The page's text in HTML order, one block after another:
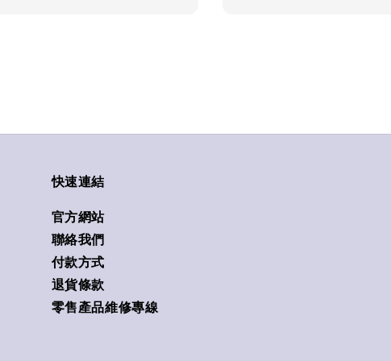
快速連結
官方網站
聯絡我們
付款方式
退貨條款
零售產品維修專線